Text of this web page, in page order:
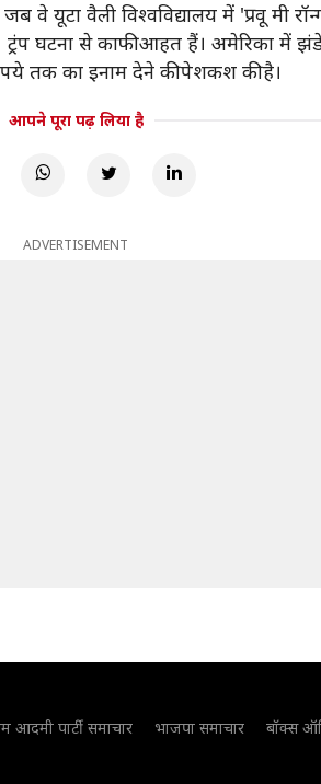
यूटा वैली विश्वविद्यालय में 'प्रवू मी
घटना से काफी आहत हैं। अमेरिका में
तक का इनाम देने की पेशकश की है।
आपने पूरा पढ़ लिया है
ADVERTISEMENT
आदमी पार्टी समाचार भाजपा समाचार बॉक्स